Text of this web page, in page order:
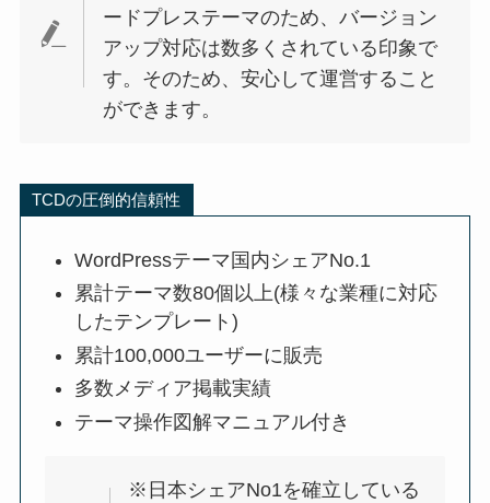
ードプレステーマのため、バージョン
アップ対応は数多くされている印象で
す。そのため、安心して運営すること
ができます。
TCDの圧倒的信頼性
WordPressテーマ国内シェアNo.1
累計テーマ数80個以上(様々な業種に対応
したテンプレート)
累計100,000ユーザーに販売
多数メディア掲載実績
テーマ操作図解マニュアル付き
※日本シェアNo1を確立している